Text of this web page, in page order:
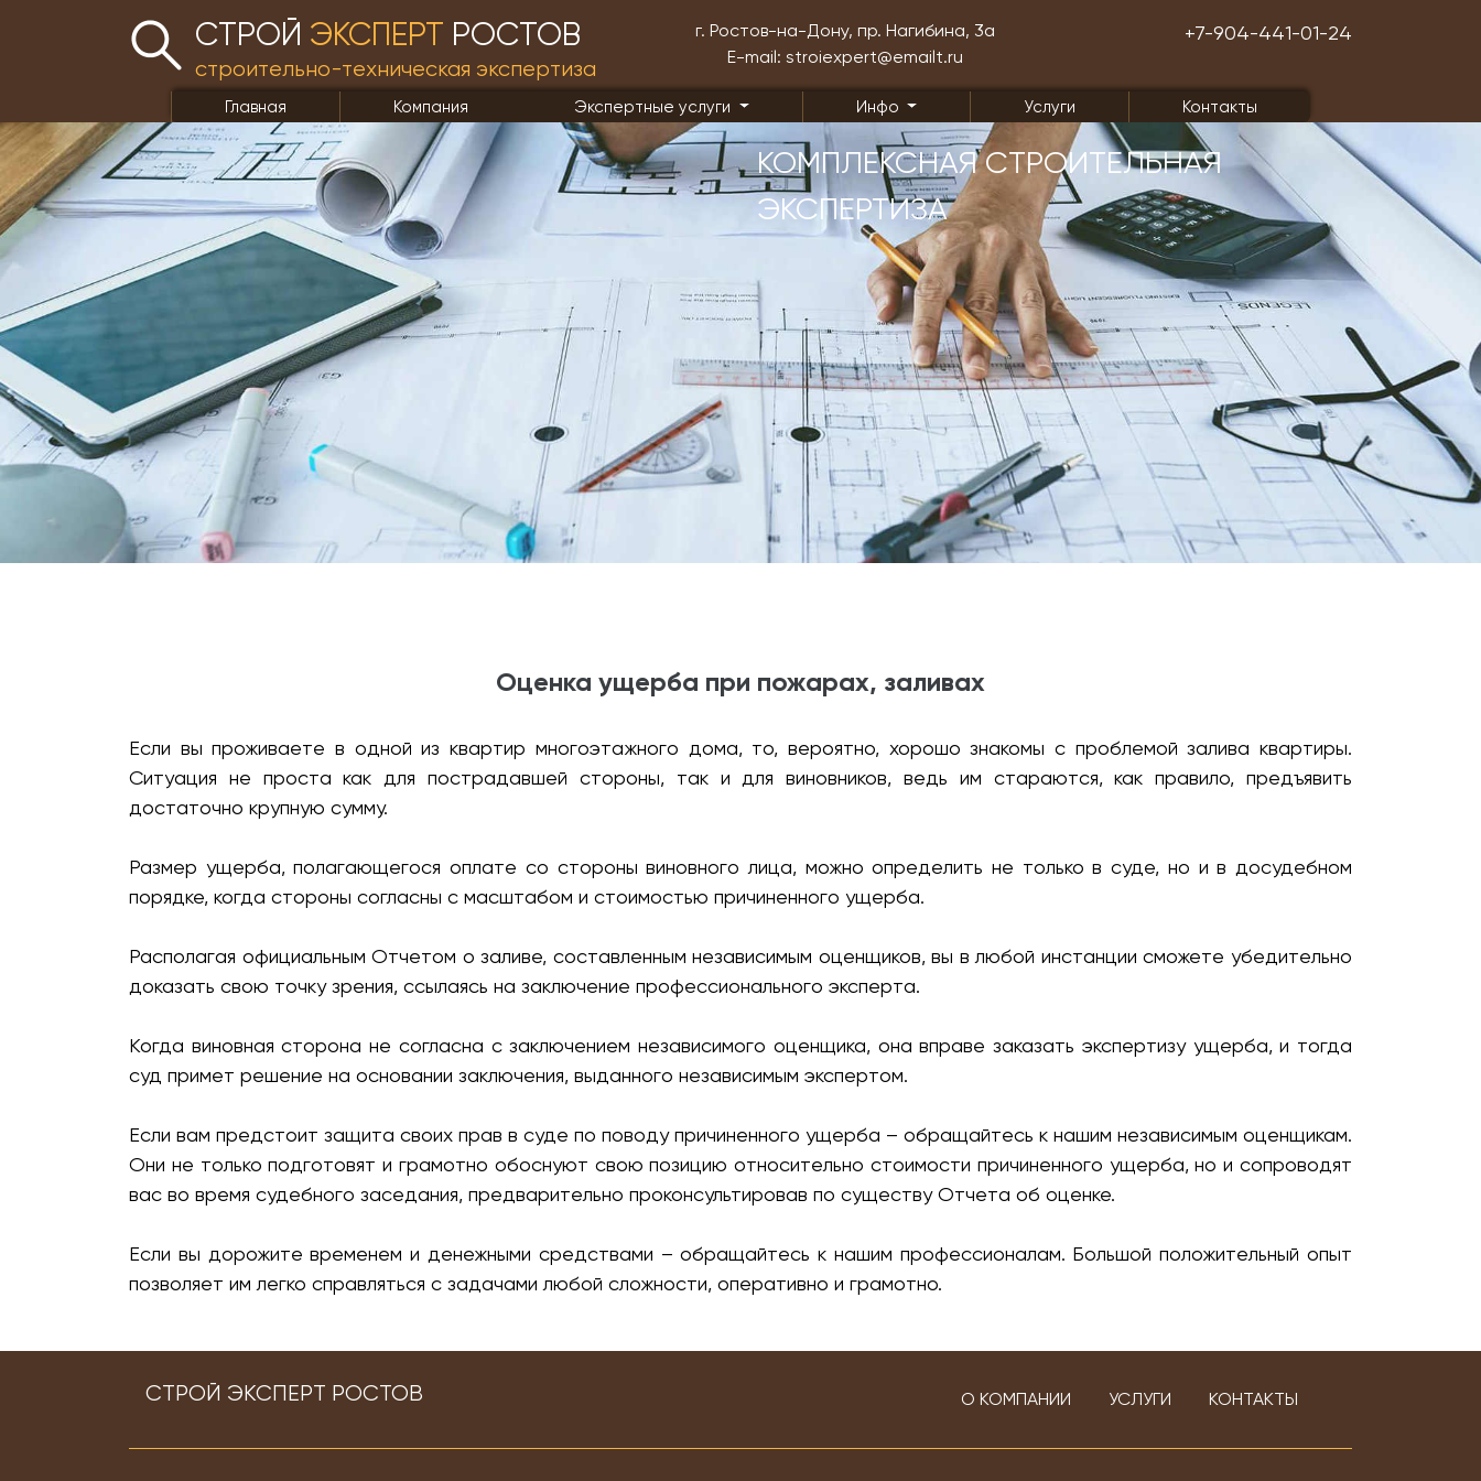
СТРОЙ ЭКСПЕРТ РОСТОВ
строительно-техническая экспертиза
г. Ростов-на-Дону, пр. Нагибина, 3а
E-mail: stroiexpert@emailt.ru
+7-904-441-01-24
Главная Компания Экспертные услуги Инфо Услуги Контакты
КОМПЛЕКСНАЯСТРОИТЕЛЬНАЯ
ЭКСПЕРТИЗА
Оценка ущерба при пожарах, заливах
Если вы проживаете в одной из квартир многоэтажного дома, то, вероятно, хорошо знакомы с проблемой залива квартиры.
Ситуация не проста как для пострадавшей стороны, так и для виновников, ведь им стараются, как правило, предъявить
достаточно крупную сумму.
Размер ущерба, полагающегося оплате со стороны виновного лица, можно определить не только в суде, но и в досудебном
порядке, когда стороны согласны с масштабом и стоимостью причиненного ущерба.
Располагая официальным Отчетом о заливе, составленным независимым оценщиков, вы в любой инстанции сможете убедительно
доказать свою точку зрения, ссылаясь на заключение профессионального эксперта.
Когда виновная сторона не согласна с заключением независимого оценщика, она вправе заказать экспертизу ущерба, и тогда
суд примет решение на основании заключения, выданного независимым экспертом.
Если вам предстоит защита своих прав в суде по поводу причиненного ущерба – обращайтесь к нашим независимым оценщикам.
Они не только подготовят и грамотно обоснуют свою позицию относительно стоимости причиненного ущерба, но и сопроводят
вас во время судебного заседания, предварительно проконсультировав по существу Отчета об оценке.
Если вы дорожите временем и денежными средствами – обращайтесь к нашим профессионалам. Большой положительный опыт
позволяет им легко справляться с задачами любой сложности, оперативно и грамотно.
СТРОЙ ЭКСПЕРТ РОСТОВ О КОМПАНИИ УСЛУГИ КОНТАКТЫ